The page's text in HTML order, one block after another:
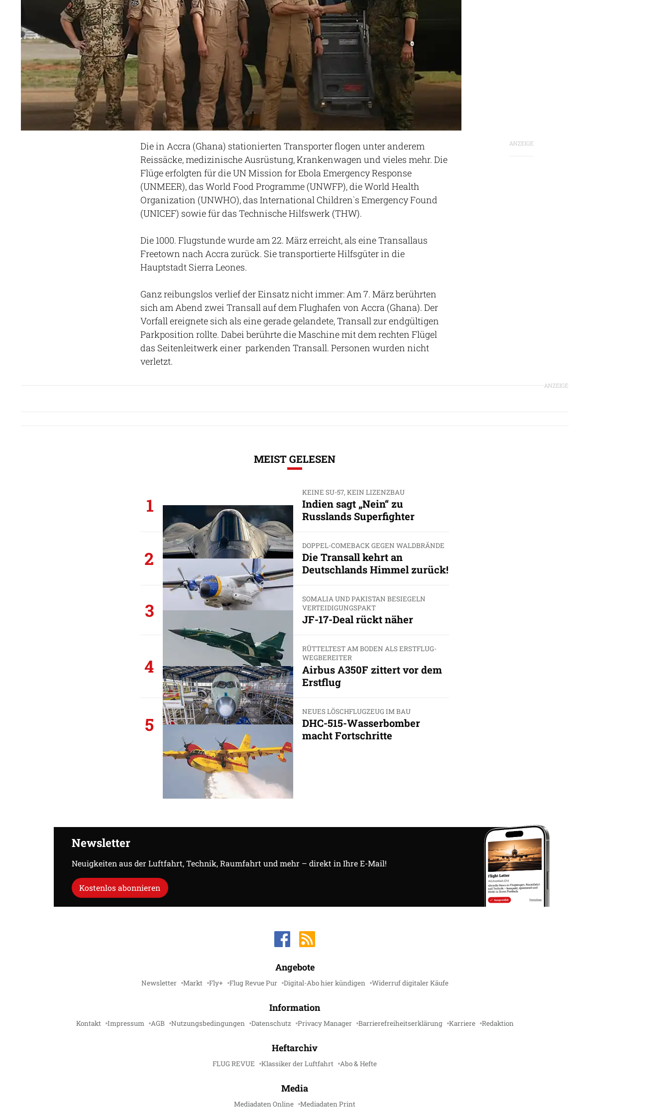
ANZEIGE
Die in Accra (Ghana) stationierten Transporter flogen unter anderem
Reissäcke, medizinische Ausrüstung, Krankenwagen und vieles mehr. Die
Flüge erfolgten für die UN Mission for Ebola Emergency Response
(UNMEER), das World Food Programme (UNWFP), die World Health
Organization (UNWHO), das International Children`s Emergency Found
(UNICEF) sowie für das Technische Hilfswerk (THW).
Die 1000. Flugstunde wurde am 22. März erreicht, als eine Transallaus
Freetown nach Accra zurück. Sie transportierte Hilfsgüter in die
Hauptstadt Sierra Leones.
Ganz reibungslos verlief der Einsatz nicht immer: Am 7. März berührten
sich am Abend zwei Transall auf dem Flughafen von Accra (Ghana). Der
Vorfall ereignete sich als eine gerade gelandete, Transall zur endgültigen
Parkposition rollte. Dabei berührte die Maschine mit dem rechten Flügel
das Seitenleitwerk einer parkenden Transall. Personen wurden nicht
verletzt.
ANZEIGE
MEIST GELESEN
1
KEINE SU-57, KEIN LIZENZBAU
Indien sagt „Nein“ zu
Russlands Superfighter
2
DOPPEL-COMEBACK GEGEN WALDBRÄNDE
Die Transall kehrt an
Deutschlands Himmel zurück!
3
SOMALIA UND PAKISTAN BESIEGELN
VERTEIDIGUNGSPAKT
JF-17-Deal rückt näher
4
RÜTTELTEST AM BODEN ALS ERSTFLUG-
WEGBEREITER
Airbus A350F zittert vor dem
Erstflug
5
NEUES LÖSCHFLUGZEUG IM BAU
DHC-515-Wasserbomber
macht Fortschritte
Newsletter
Neuigkeiten aus der Luftfahrt, Technik, Raumfahrt und mehr – direkt in Ihre E-Mail!
Kostenlos abonnieren
Angebote
Newsletter Markt Fly+ Flug Revue Pur Digital-Abo hier kündigen Widerruf digitaler Käufe
Information
Kontakt Impressum AGB Nutzungsbedingungen Datenschutz Privacy Manager Barrierefreiheitserklärung Karriere Redaktion
Heftarchiv
FLUG REVUE Klassiker der Luftfahrt Abo & Hefte
Media
Mediadaten Online Mediadaten Print